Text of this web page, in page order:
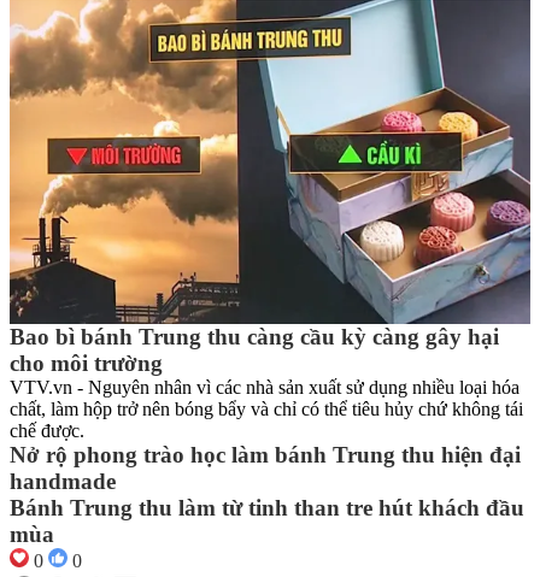
Bao bì bánh Trung thu càng cầu kỳ càng gây hại
cho môi trường
VTV.vn - Nguyên nhân vì các nhà sản xuất sử dụng nhiều loại hóa
chất, làm hộp trở nên bóng bẩy và chỉ có thể tiêu hủy chứ không tái
chế được.
Nở rộ phong trào học làm bánh Trung thu hiện đại
handmade
Bánh Trung thu làm từ tinh than tre hút khách đầu
mùa
0 0